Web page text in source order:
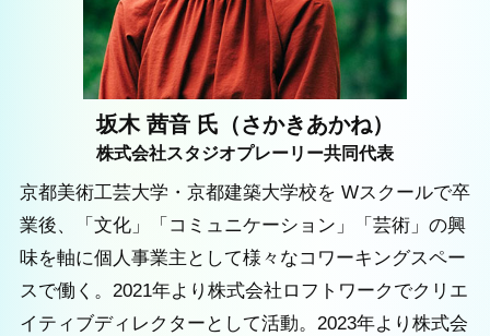
坂木 茜音 氏（さかきあかね）
株式会社スタジオプレーリー共同代表
京都美術工芸大学・京都建築大学校を Wスクールで卒
業後、「文化」「コミュニケーション」「芸術」の興
味を軸に個人事業主として様々なコワーキングスペー
スで働く。2021年より株式会社ロフトワークでクリエ
イティブディレクターとして活動。2023年より株式会